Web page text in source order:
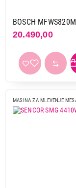
BOSCH MFWS820M
20.490,00
MASINA ZA MLEVENJE